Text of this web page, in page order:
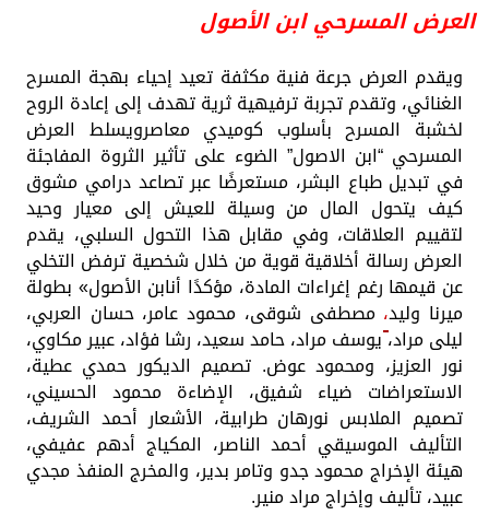
العرض المسرحي ابن الأصول
ويقدم العرض جرعة فنية مكثفة تعيد إحياء بهجة المسرح
الغنائي، وتقدم تجربة ترفيهية ثرية تهدف إلى إعادة الروح
لخشبة المسرح بأسلوب كوميدي معاصرويسلط العرض
المسرحي “ابن الاصول” الضوء على تأثير الثروة المفاجئة
في تبديل طباع البشر، مستعرضًا عبر تصاعد درامي مشوق
كيف يتحول المال من وسيلة للعيش إلى معيار وحيد
لتقييم العلاقات، وفي مقابل هذا التحول السلبي، يقدم
العرض رسالة أخلاقية قوية من خلال شخصية ترفض التخلي
عن قيمها رغم إغراءات المادة، مؤكدًا أنابن الأصول» بطولة
ميرنا وليد، مصطفى شوقى، محمود عامر، حسان العربي،
ليلى مراد، يوسف مراد، حامد سعيد، رشا فؤاد، عبير مكاوي،
نور العزيز، ومحمود عوض. تصميم الديكور حمدي عطية،
الاستعراضات ضياء شفيق، الإضاءة محمود الحسيني،
تصميم الملابس نورهان طرابية، الأشعار أحمد الشريف،
التأليف الموسيقي أحمد الناصر، المكياج أدهم عفيفي،
هيئة الإخراج محمود جدو وتامر بدير، والمخرج المنفذ مجدي
عبيد، تأليف وإخراج مراد منير.